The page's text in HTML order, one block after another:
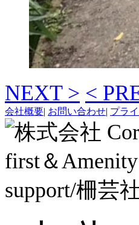
NEXT > <
会社概要| お問い合わせ| プラ